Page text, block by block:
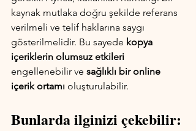
kaynak mutlaka doğru şekilde referans
verilmeli ve telif haklarına saygı
gösterilmelidir. Bu sayede kopya
içeriklerin olumsuz etkileri
engellenebilir ve sağlıklı bir online
içerik ortamı oluşturulabilir.
Bunlarda ilginizi çekebilir: